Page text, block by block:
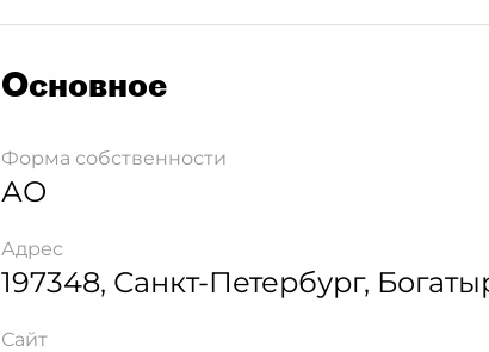
Основное
Форма собственности
АО
Адрес
197348, Санкт-Петербург,
Сайт